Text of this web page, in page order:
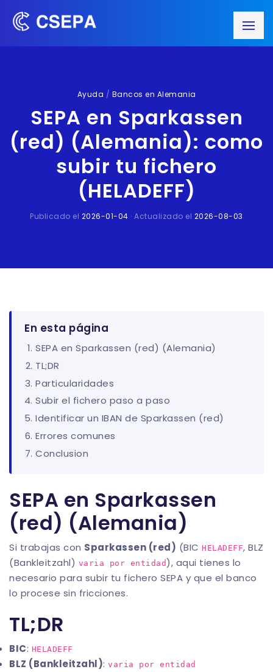
Ayuda / Bancos en Alemania
SEPA en Sparkassen
(red) (Alemania): como
subir tu fichero
(HELADEFF)
Publicado el 2026-01-04 · Actualizado el 2026-08-03
En esta página
SEPA en Sparkassen (red) (Alemania)
TL;DR
Particularidades
Subir el fichero paso a paso
Identificar un IBAN de Sparkassen (red)
Errores comunes
Conclusion
SEPA en Sparkassen
(red) (Alemania)
Si trabajas con Sparkassen (red) (BIC HELADEFF, BLZ
(Bankleitzahl) varia por entidad), aqui tienes lo
necesario para subir tu fichero SEPA y que el banco
lo procese sin fricciones.
TL;DR
BIC: HELADEFF
BLZ (Bankleitzahl): varia por entidad